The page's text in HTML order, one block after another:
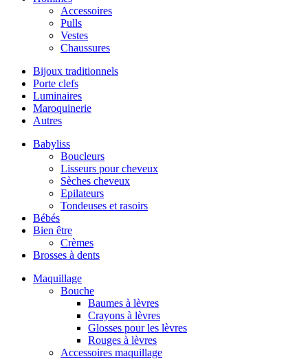
Accessoires
Pulls
Vestes
Chaussures
Bijoux traditionnels
Porte clefs
Luminaires
Maroquinerie
Autres
Babyliss
Boucleurs
Lisseurs pour cheveux
Sèches cheveux
Epilateurs
Tondeuses et rasoirs
Bébés
Bien être
Crèmes
Brosses à dents
Maquillage
Bouche
Baumes à lèvres
Crayons à lèvres
Glosses pour les lèvres
Rouges à lèvres
Accessoires maquillage